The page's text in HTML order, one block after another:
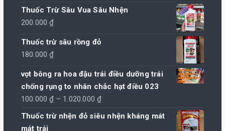
Thuốc Trừ Sâu Vua Sâu Nhện
200.000₫
Thuốc trừ sâu rồng đỏ
180.000₫
vọt bông ra hoa đậu trái điều dưỡng trái
chống rụng to nhân chắc hạt điều 023
100.000₫ – 1.020.000₫Khoảng
giá:
Thuốc trừ nhện đỏ siêu nhện kháng mát
mát trái